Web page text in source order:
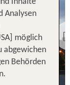
Flug
DZ
Inhalte
Analysen
möglich
abgewichen
Behörden